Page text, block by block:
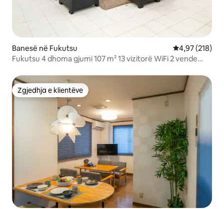
Banesë në Fukutsu Vlerësimi
4,97 (218)
Fukutsu 4 dhoma gjumi 107 m² 13 vizitorë WiFi 2 vende
Zgjedhja e klientëve
Zgjedhja e klientëve